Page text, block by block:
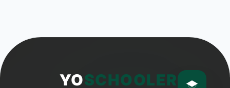
YOSCHOOLER